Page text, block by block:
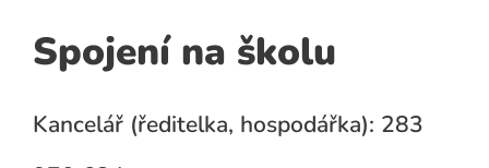
Spojení na školu
Kancelář (ředitelka, hospodářka): 283